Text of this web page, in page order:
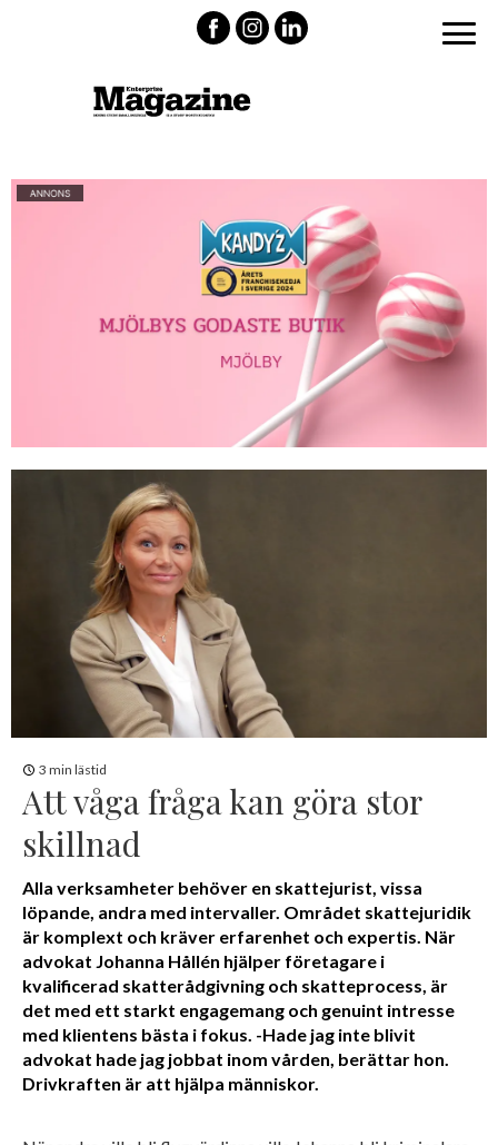
3 min lästid
Att våga fråga kan göra stor
skillnad
Alla verksamheter behöver en skattejurist, vissa
löpande, andra med intervaller. Området skattejuridik
är komplext och kräver erfarenhet och expertis. När
advokat Johanna Hållén hjälper företagare i
kvalificerad skatterådgivning och skatteprocess, är
det med ett starkt engagemang och genuint intresse
med klientens bästa i fokus. -Hade jag inte blivit
advokat hade jag jobbat inom vården, berättar hon.
Drivkraften är att hjälpa människor.